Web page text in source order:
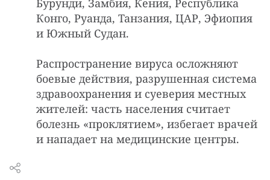
Конго, Руанда, Танзания, ЦАР, Эфиопия
и Южный Судан.
Распространение вируса осложняют
боевые действия, разрушенная система
здравоохранения и суеверия местных
жителей: часть населения считает
болезнь «проклятием», избегает врачей
и нападает на медицинские центры.